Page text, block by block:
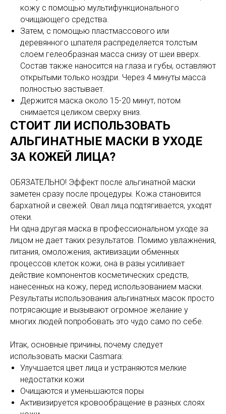
кожу с помощью мультифункционального
очищающего средства.
Затем, с помощью пластмассового или
деревянного шпателя распределяется толстым
слоем гелеобразная масса снизу от шеи вверх.
Состав также наносится на глаза и губы, оставляют
открытыми только ноздри. Через 4 минуты масса
полностью застывает.
Держится маска около 15-20 минут, потом
снимается целиком сверху вниз.
СТОИТ ЛИ ИСПОЛЬЗОВАТЬ
АЛЬГИНАТНЫЕ МАСКИ В УХОДЕ
ЗА КОЖЕЙ ЛИЦА?
ОБЯЗАТЕЛЬНО! Эффект после альгинатной маски
заметен сразу после процедуры. Кожа становится
бархатной и свежей. Овал лица подтягивается, уходят
отеки.
Ни одна другая маска в профессиональном уходе за
лицом не дает таких результатов. Помимо увлажнения,
питания, омоложения, активизации обменных
процессов клеток кожи, она в разы усиливает
действие компонентов косметических средств,
нанесенных на кожу, перед использованием маски.
Результаты использования альгинатных масок просто
потрясающие и вызывают огромное желание у
многих людей попробовать это чудо само по себе.
Итак, основные причины, почему следует
использовать маски Casmara:
Улучшается цвет лица и устраняются мелкие
недостатки кожи
Очищаются и уменьшаются поры
Активизируется кровообращение в разных слоях